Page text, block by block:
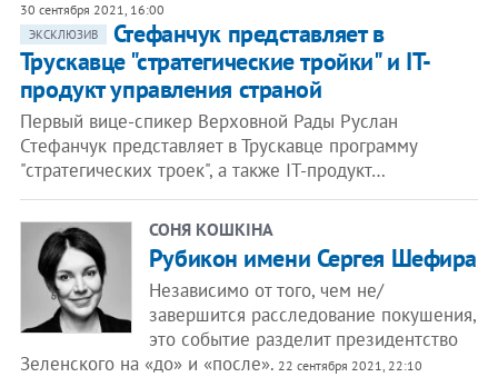
30 сентября 2021, 16:00
ЭКСКЛЮЗИВ
Стефанчук представляет в
Трускавце "стратегические тройки" и IT-
продукт управления страной
Первый вице-спикер Верховной Рады Руслан
Стефанчук представляет в Трускавце программу
"стратегических троек", а также IT-продукт…
СОНЯ КОШКІНА
Рубикон имени Сергея Шефира
Независимо от того, чем не/
завершится расследование покушения,
это событие разделит президентство
Зеленского на «до» и «после». 22 сентября 2021, 22:10